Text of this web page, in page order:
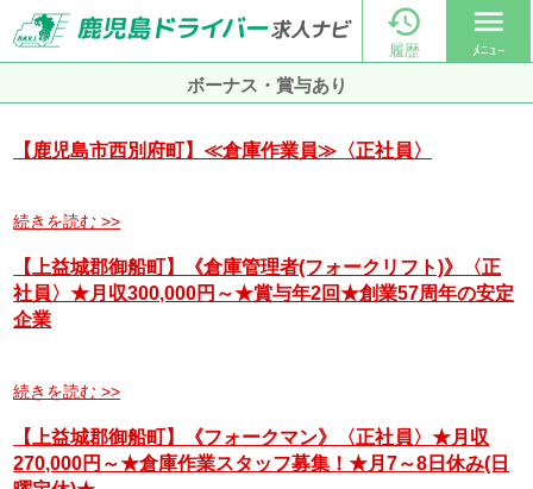

履歴
menu
ﾒﾆｭｰ
ボーナス・賞与あり
【鹿児島市西別府町】≪倉庫作業員≫〈正社員〉
続きを読む >>
【上益城郡御船町】《倉庫管理者(フォークリフト)》〈正
社員〉★月収300,000円～★賞与年2回★創業57周年の安定
企業
続きを読む >>
【上益城郡御船町】《フォークマン》〈正社員〉★月収
270,000円～★倉庫作業スタッフ募集！★月7～8日休み(日